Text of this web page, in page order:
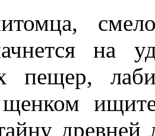
на
пещер,